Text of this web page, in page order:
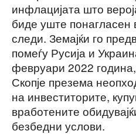
инфлацијата што
биде уште понагласен
следи. Земајќи го
помеѓу Русија и
февруари 2022
Скопје презема
на инвеститорите,
вработените
безбедни услови.